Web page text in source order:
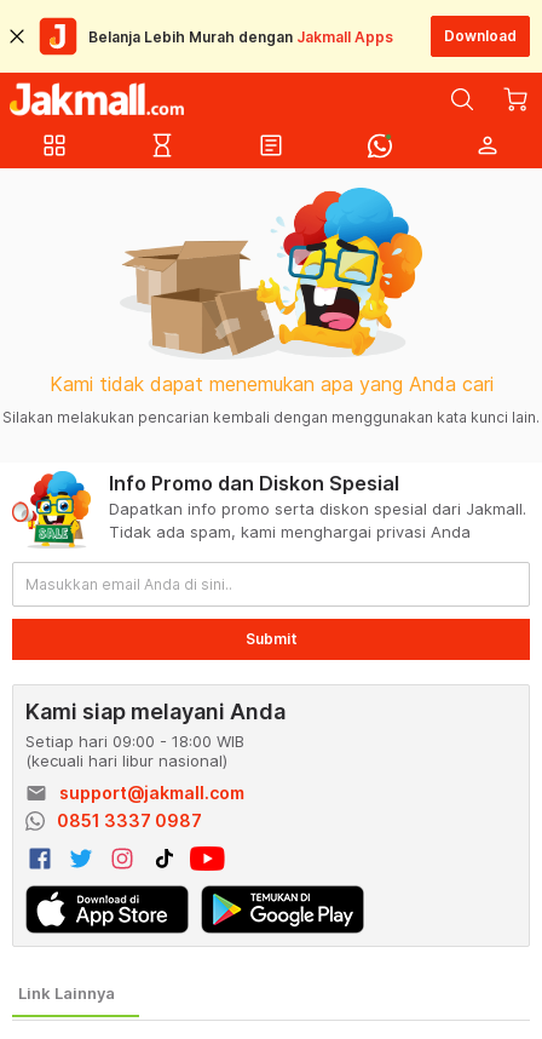
Belanja Lebih Murah dengan Jakmall Apps Download
grid_view hourglass_empty article person
Kami tidak dapat menemukan apa yang Anda cari
Silakan melakukan pencarian kembali dengan menggunakan kata kunci lain.
Info Promo dan Diskon Spesial
Dapatkan info promo serta diskon spesial dari Jakmall.
Tidak ada spam, kami menghargai privasi Anda
Submit
Kami siap melayani Anda
Setiap hari 09:00 - 18:00 WIB
(kecuali hari libur nasional)
email
support@jakmall.com
0851 3337 0987